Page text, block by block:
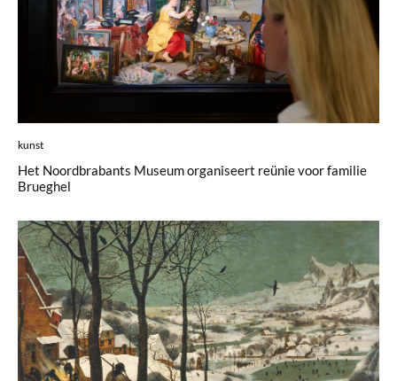
kunst
Het Noordbrabants Museum organiseert reünie voor familie
Brueghel